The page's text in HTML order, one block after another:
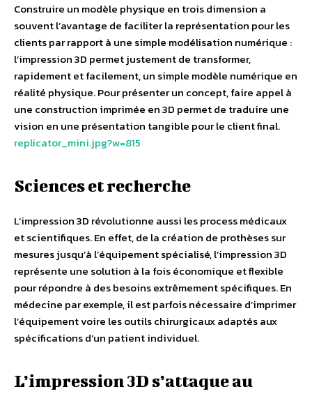
Construire un modèle physique en trois dimension a
souvent l’avantage de faciliter la représentation pour les
clients par rapport à une simple modélisation numérique :
l’impression 3D permet justement de transformer,
rapidement et facilement, un simple modèle numérique en
réalité physique. Pour présenter un concept, faire appel à
une construction imprimée en 3D permet de traduire une
vision en une présentation tangible pour le client final.
replicator_mini.jpg?w=815
Sciences et recherche
L’impression 3D révolutionne aussi les process médicaux
et scientifiques. En effet, de la création de prothèses sur
mesures jusqu’à l’équipement spécialisé, l’impression 3D
représente une solution à la fois économique et flexible
pour répondre à des besoins extrêmement spécifiques. En
médecine par exemple, il est parfois nécessaire d’imprimer
l’équipement voire les outils chirurgicaux adaptés aux
spécifications d’un patient individuel.
L’impression 3D s’attaque au